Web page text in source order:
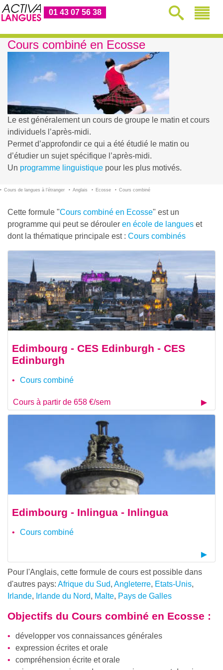
01 43 07 56 38
Cours combiné en Ecosse
Le est généralement un cours de groupe le matin et cours
individuels l’après-midi.
Permet d’approfondir ce qui a été étudié le matin ou
d’étudier un sujet spécifique l’après-midi.
Un programme linguistique pour les plus motivés.
Cours de langues à l’étranger Anglais Ecosse Cours combiné
Cette formule "Cours combiné en Ecosse" est un
programme qui peut se dérouler en école de langues et
dont la thématique principale est : Cours combinés
Edimbourg - CES Edinburgh - CES
Edinburgh
Cours combiné
Cours à partir de 658 €/sem
Edimbourg - Inlingua - Inlingua
Cours combiné
Pour l'Anglais, cette formule de cours est possible dans
d'autres pays: Afrique du Sud, Angleterre, Etats-Unis,
Irlande, Irlande du Nord, Malte, Pays de Galles
Objectifs du Cours combiné en Ecosse :
développer vos connaissances générales
expression écrites et orale
compréhension écrite et orale